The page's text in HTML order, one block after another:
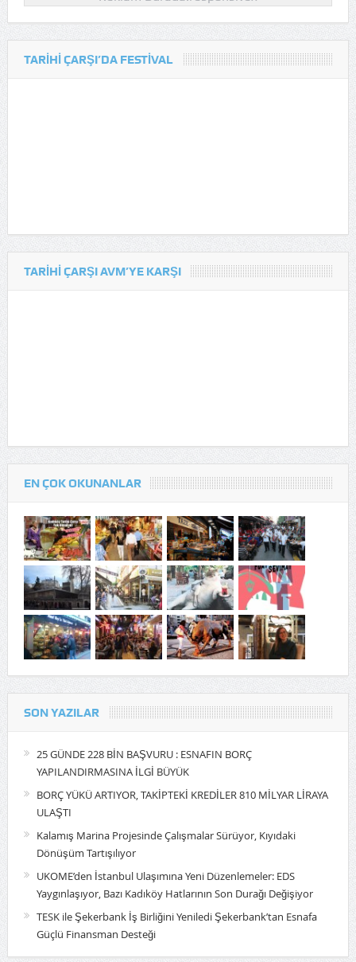
TARIHI ÇARŞI’DA FESTIVAL
TARIHI ÇARŞI AVM’YE KARŞI
EN ÇOK OKUNANLAR
SON YAZILAR
25 GÜNDE 228 BİN BAŞVURU : ESNAFIN BORÇ
YAPILANDIRMASINA İLGİ BÜYÜK
BORÇ YÜKÜ ARTIYOR, TAKİPTEKİ KREDİLER 810 MİLYAR LİRAYA
ULAŞTI
Kalamış Marina Projesinde Çalışmalar Sürüyor, Kıyıdaki
Dönüşüm Tartışılıyor
UKOME’den İstanbul Ulaşımına Yeni Düzenlemeler: EDS
Yaygınlaşıyor, Bazı Kadıköy Hatlarının Son Durağı Değişiyor
TESK ile Şekerbank İş Birliğini Yeniledi Şekerbank’tan Esnafa
Güçlü Finansman Desteği